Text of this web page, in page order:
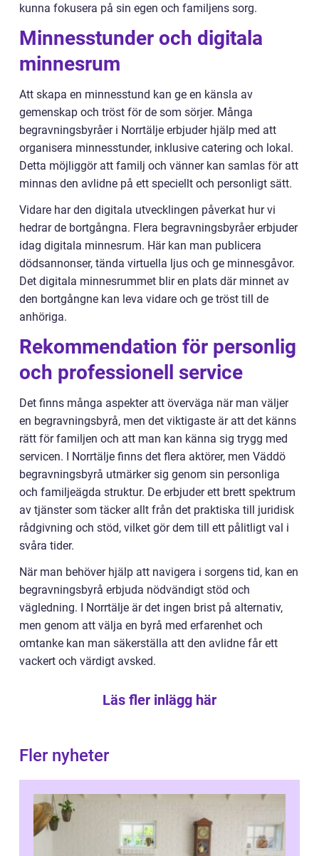
kunna fokusera på sin egen och familjens sorg.
Minnesstunder och digitala
minnesrum
Att skapa en minnesstund kan ge en känsla av
gemenskap och tröst för de som sörjer. Många
begravningsbyråer i Norrtälje erbjuder hjälp med att
organisera minnesstunder, inklusive catering och lokal.
Detta möjliggör att familj och vänner kan samlas för att
minnas den avlidne på ett speciellt och personligt sätt.
Vidare har den digitala utvecklingen påverkat hur vi
hedrar de bortgångna. Flera begravningsbyråer erbjuder
idag digitala minnesrum. Här kan man publicera
dödsannonser, tända virtuella ljus och ge minnesgåvor.
Det digitala minnesrummet blir en plats där minnet av
den bortgångne kan leva vidare och ge tröst till de
anhöriga.
Rekommendation för personlig
och professionell service
Det finns många aspekter att överväga när man väljer
en begravningsbyrå, men det viktigaste är att det känns
rätt för familjen och att man kan känna sig trygg med
servicen. I Norrtälje finns det flera aktörer, men Väddö
begravningsbyrå utmärker sig genom sin personliga
och familjeägda struktur. De erbjuder ett brett spektrum
av tjänster som täcker allt från det praktiska till juridisk
rådgivning och stöd, vilket gör dem till ett pålitligt val i
svåra tider.
När man behöver hjälp att navigera i sorgens tid, kan en
begravningsbyrå erbjuda nödvändigt stöd och
vägledning. I Norrtälje är det ingen brist på alternativ,
men genom att välja en byrå med erfarenhet och
omtanke kan man säkerställa att den avlidne får ett
vackert och värdigt avsked.
Läs fler inlägg här
Fler nyheter